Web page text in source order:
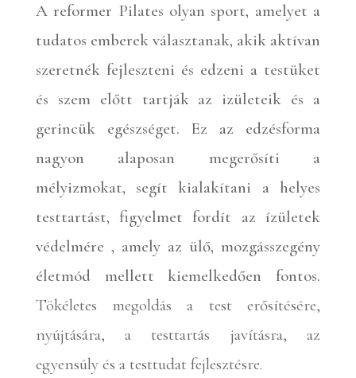
A reformer Pilates olyan sport, amelyet a
tudatos emberek választanak, akik aktívan
szeretnék fejleszteni és edzeni a testüket
és szem előtt tartják az izületeik és a
gerincük egészséget. Ez az edzésforma
nagyon alaposan megerősíti a
mélyizmokat, segít kialakítani a helyes
testtartást, figyelmet fordít az ízületek
védelmére , amely az ülő, mozgásszegény
életmód mellett kiemelkedően fontos.
Tökéletes megoldás a test erősítésére,
nyújtására, a testtartás javításra, az
egyensúly és a testtudat fejlesztésre.